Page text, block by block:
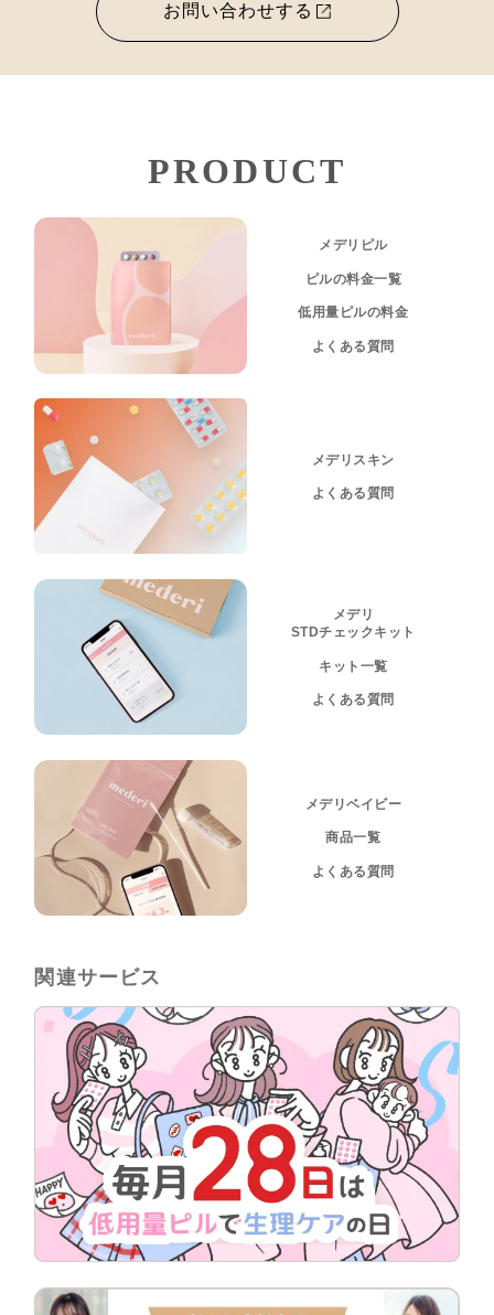
お問い合わせする
PRODUCT
メデリピル
ピルの料金一覧
低用量ピルの料金
よくある質問
メデリスキン
よくある質問
メデリ
STDチェックキット
キット一覧
よくある質問
メデリベイビー
商品一覧
よくある質問
関連サービス